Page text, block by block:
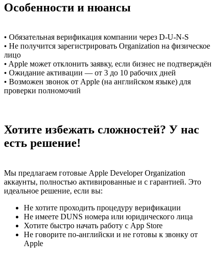
Особенности и нюансы
• Обязательная верификация компании через D-U-N-S
• Не получится зарегистрировать Organization на физическое
лицо
• Apple может отклонить заявку, если бизнес не подтверждён
• Ожидание активации — от 3 до 10 рабочих дней
• Возможен звонок от Apple (на английском языке) для
проверки полномочий
Хотите избежать сложностей? У нас
есть решение!
Мы предлагаем готовые Apple Developer Organization
аккаунты, полностью активированные и с гарантией. Это
идеальное решение, если вы:
Не хотите проходить процедуру верификации
Не имеете DUNS номера или юридического лица
Хотите быстро начать работу с App Store
Не говорите по-английски и не готовы к звонку от
Apple